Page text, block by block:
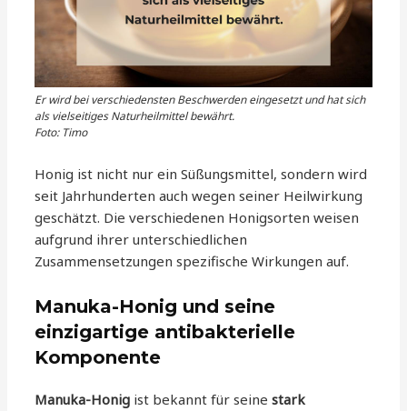
Er wird bei verschiedensten Beschwerden eingesetzt und hat sich
als vielseitiges Naturheilmittel bewährt.
Foto: Timo
Honig ist nicht nur ein Süßungsmittel, sondern wird
seit Jahrhunderten auch wegen seiner Heilwirkung
geschätzt. Die verschiedenen Honigsorten weisen
aufgrund ihrer unterschiedlichen
Zusammensetzungen spezifische Wirkungen auf.
Manuka-Honig und seine
einzigartige antibakterielle
Komponente
Manuka-Honig ist bekannt für seinestark